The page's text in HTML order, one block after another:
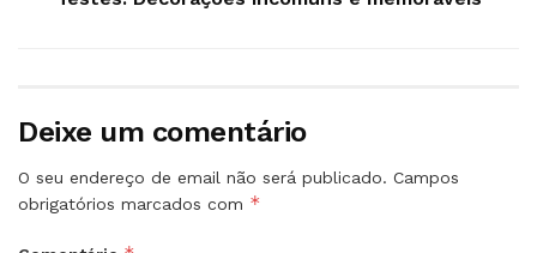
Deixe um comentário
O seu endereço de email não será publicado. Campos
obrigatórios marcados com *